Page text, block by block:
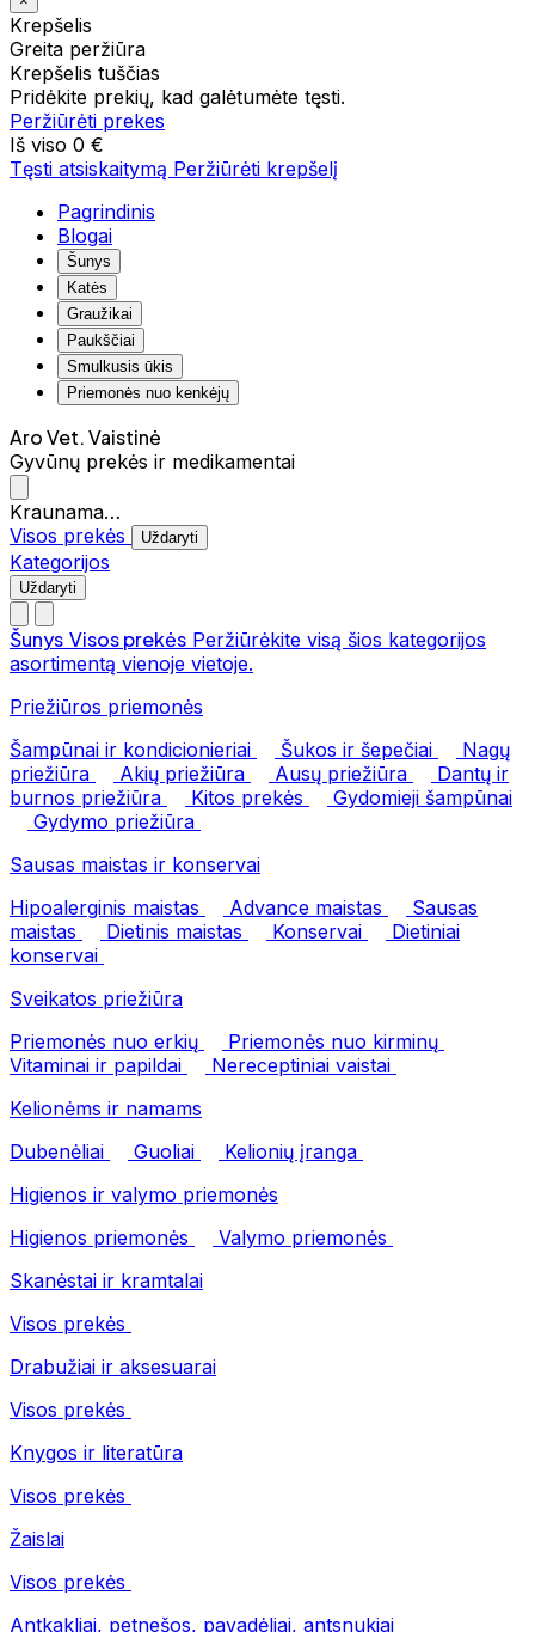
Krepšelis
Greita peržiūra
Krepšelis tuščias
Pridėkite prekių, kad galėtumėte tęsti.
Peržiūrėti prekes
Iš viso 0 €
Tęsti atsiskaitymą Peržiūrėti krepšelį
Pagrindinis
Blogai
Šunys
Katės
Graužikai
Paukščiai
Smulkusis ūkis
Priemonės nuo kenkėjų
Aro Vet. Vaistinė
Gyvūnų prekės ir medikamentai
Kraunama…
Visos prekės
Uždaryti
Kategorijos
Uždaryti
Šunys Visos prekės Peržiūrėkite visą šios kategorijos
asortimentą vienoje vietoje.
Priežiūros priemonės
Šampūnai ir kondicionieriai
Šukos ir šepečiai
Nagų
priežiūra
Akių priežiūra Ausų priežiūra
Dantų ir
burnos priežiūra
Kitos prekės
Gydomieji šampūnai
Gydymo priežiūra
Sausas maistas ir konservai
Hipoalerginis maistas
Advance maistas
Sausas
maistas
Dietinis maistas Konservai
Dietiniai
konservai
Sveikatos priežiūra
Priemonės nuo erkių
Priemonės nuo kirminų
Vitaminai ir papildai
Nereceptiniai vaistai
Kelionėms ir namams
Dubenėliai
Guoliai
Kelionių įranga
Higienos ir valymo priemonės
Higienos priemonės
Valymo priemonės
Skanėstai ir kramtalai
Visos prekės
Drabužiai ir aksesuarai
Visos prekės
Knygos ir literatūra
Visos prekės
Žaislai
Visos prekės
Antkakliai, petnešos, pavadėliai, antsnukiai